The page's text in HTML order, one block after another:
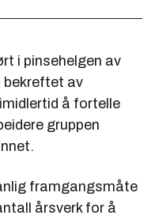
i pinsehelgen av
bekreftet av
å fortelle
gruppen
framgangsmåte
årsverk for å